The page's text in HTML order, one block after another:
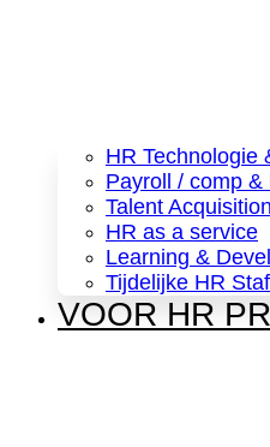
HR Technologie
Payroll / comp &
Talent
HR as a service
Learning &
Tijdelijke HR
VOOR HR